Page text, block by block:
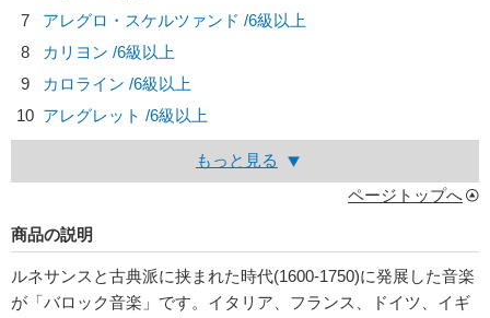
7
アレグロ・スケルツァンド /6級以上
8
カリヨン /6級以上
9
カロライン /6級以上
10 アレグレット /6級以上
もっと見る
ページトップへ
商品の説明
ルネサンスと古典派に挟まれた時代(1600-1750)に発展した音楽
が「バロック音楽」です。イタリア、フランス、ドイツ、イギ